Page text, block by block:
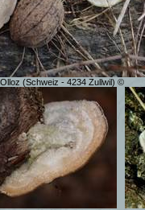
(Schweiz - 4234 Zullwil) ©